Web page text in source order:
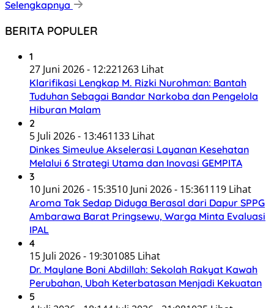
Selengkapnya
BERITA POPULER
1
27 Juni 2026 - 12:221263 Lihat
Klarifikasi Lengkap M. Rizki Nurohman: Bantah
Tuduhan Sebagai Bandar Narkoba dan Pengelola
Hiburan Malam
2
5 Juli 2026 - 13:461133 Lihat
Dinkes Simeulue Akselerasi Layanan Kesehatan
Melalui 6 Strategi Utama dan Inovasi GEMPITA
3
10 Juni 2026 - 15:3510 Juni 2026 - 15:361119 Lihat
Aroma Tak Sedap Diduga Berasal dari Dapur SPPG
Ambarawa Barat Pringsewu, Warga Minta Evaluasi
IPAL
4
15 Juli 2026 - 19:301085 Lihat
Dr. Maylane Boni Abdillah: Sekolah Rakyat Kawah
Perubahan, Ubah Keterbatasan Menjadi Kekuatan
5